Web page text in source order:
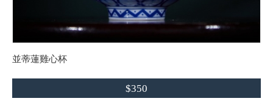
並蒂蓮雞心杯
$350